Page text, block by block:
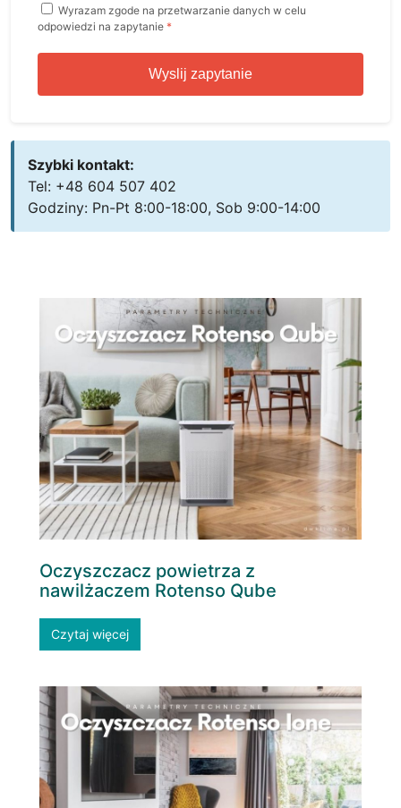
Wyrazam zgode na przetwarzanie danych w celu
odpowiedzi na zapytanie *
Wyslij zapytanie
Szybki kontakt:
Tel: +48 604 507 402
Godziny: Pn-Pt 8:00-18:00, Sob 9:00-14:00
Oczyszczacz powietrza z
nawilżaczem Rotenso Qube
Czytaj więcej